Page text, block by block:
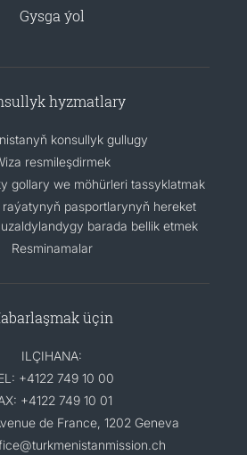
Gysga ýol
hyzmatlary
konsullyk gullugy
resmileşdirmek
gollary we möhürleri tassyklatmak
pasportlarynyň hereket
barada bellik etmek
Resminamalar
üçin
ILÇIHANA:
+4122 749 10 00
+4122 749 10 01
de France, 1202 Geneva